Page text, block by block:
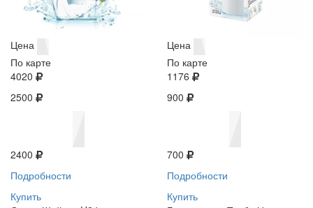
Цена
По карте
4020
2500
2400
Подробности
Купить
Цена
По карте
1176
900
700
Подробности
Купить